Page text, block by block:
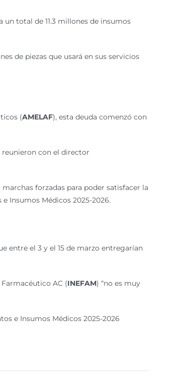
un total de 11.3 millones de insumos
de piezas que usará en sus servicios
(AMELAF), esta deuda comenzó con
reunieron con el director
forzadas para poder satisfacer la
Insumos Médicos 2025-2026.
entre el 3 y el 15 de marzo entregarían
AC (INEFAM) “no es muy
e Insumos Médicos 2025-2026